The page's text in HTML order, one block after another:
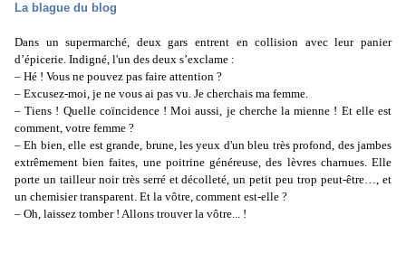
La blague du blog
Dans un supermarché, deux gars entrent en collision avec leur panier
d’épicerie. Indigné, l'un des deux s’exclame :
– Hé ! Vous ne pouvez pas faire attention ?
– Excusez-moi, je ne vous ai pas vu. Je cherchais ma femme.
– Tiens ! Quelle coïncidence ! Moi aussi, je cherche la mienne ! Et elle est
comment, votre femme ?
– Eh bien, elle est grande, brune, les yeux d'un bleu très profond, des jambes
extrêmement bien faites, une poitrine généreuse, des lèvres charnues. Elle
porte un tailleur noir très serré et décolleté, un petit peu trop peut-être…, et
un chemisier transparent. Et la vôtre, comment est-elle ?
– Oh, laissez tomber ! Allons trouver la vôtre... !